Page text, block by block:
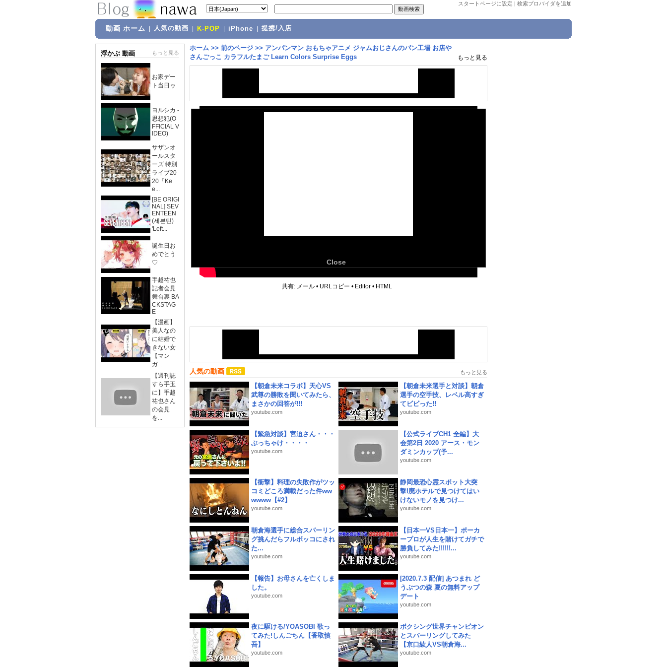
スタートページに設定 | 検索プロバイダを追加
動画 ホーム 人気の動画 K-POP iPhone 提携/入店
浮かぶ 動画 もっと見る
お家デー
ト当日ゥ
ヨルシカ -
思想犯(O
FFICIAL V
IDEO)
サザンオ
ールスタ
ーズ 特別
ライブ20
20「Ke
e...
[BE ORIGI
NAL] SEV
ENTEEN
(세븐틴)
'Left...
誕生日お
めでとう
♡
手越祐也
記者会見
舞台裏 BA
CKSTAG
E
【漫画】
美人なの
に結婚で
きない女
【マン
ガ...
【週刊誌
すら手玉
に】手越
祐也さん
の会見
を...
ホーム >> 前のページ >> アンパンマン おもちゃアニメ ジャムおじさんのパン工場 お店や
さんごっこ カラフルたまご Learn Colors Surprise Eggs
もっと見る
Close
共有: メール • URLコピー • Editor • HTML
人気の動画 もっと見る
【朝倉未来コラボ】天心VS
武尊の勝敗を聞いてみたら、
まさかの回答が!!!
youtube.com
【朝倉未来選手と対談】朝倉
選手の空手技、レベル高すぎ
てビビった!!
youtube.com
【緊急対談】宮迫さん・・・
ぶっちゃけ・・・・
youtube.com
【公式ライブCH1 全編】大
会第2日 2020 アース・モン
ダミンカップ(予...
youtube.com
【衝撃】料理の失敗作がツッ
コミどころ満載だった件ww
wwww【#2】
youtube.com
静岡最恐心霊スポット大突
撃!廃ホテルで見つけてはい
けないモノを見つけ...
youtube.com
朝倉海選手に総合スパーリン
グ挑んだらフルボッコにされ
た...
youtube.com
【日本一VS日本一】ポーカ
ープロが人生を賭けてガチで
勝負してみた!!!!!!...
youtube.com
【報告】お母さんを亡くしま
した。
youtube.com
[2020.7.3 配信] あつまれ ど
うぶつの森 夏の無料アップ
デート
youtube.com
夜に駆ける/YOASOBI 歌っ
てみた!しんごちん【香取慎
吾】
youtube.com
ボクシング世界チャンピオン
とスパーリングしてみた
【京口紘人VS朝倉海...
youtube.com